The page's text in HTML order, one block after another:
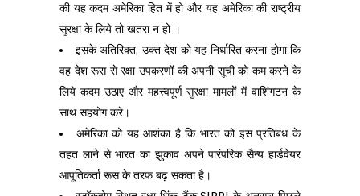
की यह कदम अमेरिका हित में हो और यह अमेरिका की राष्ट्रीय
सुरक्षा के लिये तो खतरा न हो ।
इसके अतिरिक्त, उक्त देश को यह निर्धारित करना होगा कि
वह देश रूस से रक्षा उपकरणों की अपनी सूची को कम करने के
लिये कदम उठाए और महत्त्वपूर्ण सुरक्षा मामलों में वाशिंगटन के
साथ सहयोग करे।
अमेरिका को यह आशंका है कि भारत को इस प्रतिबंध के
तहत लाने से भारत का झुकाव अपने पारंपरिक सैन्य हार्डवेयर
आपूतिकर्ता रूस के तरफ बढ़ सकता है।